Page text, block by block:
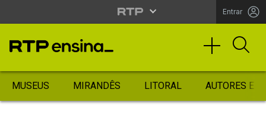
Entrar
MUSEUS MIRANDÊS LITORAL AUTORES